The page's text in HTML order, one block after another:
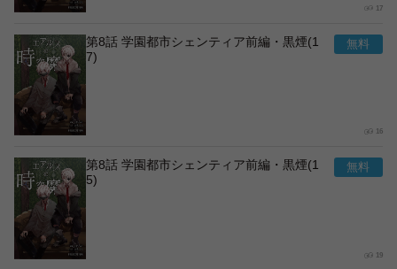
17
第8話 学園都市シェンティア前編・黒煙(1
7)
16
第8話 学園都市シェンティア前編・黒煙(1
5)
19